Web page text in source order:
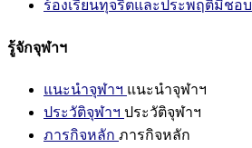
ร้องเรียนทุจริตและประพฤติมิชอบ
รู้จักจุฬาฯ
แนะนำจุฬาฯ แนะนำจุฬาฯ
ประวัติจุฬาฯ ประวัติจุฬาฯ
ภารกิจหลัก ภารกิจหลัก